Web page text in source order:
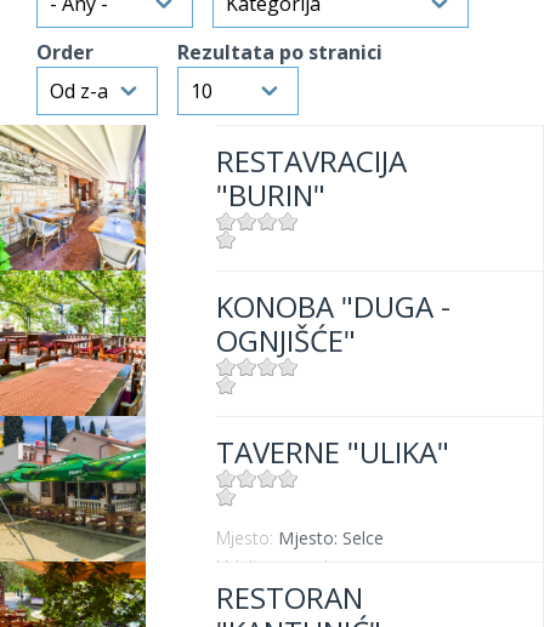
Order Rezultata po stranici
RESTAVRACIJA
"BURIN"
Udaljenost od mora:100 m
KONOBA "DUGA -
OGNJIŠĆE"
Udaljenost od mora: 300 m
TAVERNE "ULIKA"
Mjesto: Mjesto: Selce
Udaljenost od mora:
RESTORAN